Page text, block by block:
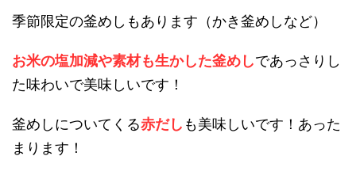
季節限定の釜めしもあります（かき釜めしなど）
お米の塩加減や素材も生かした釜めしであっさりし
た味わいで美味しいです！
釜めしについてくる赤だし も美味しいです！あった
まります！